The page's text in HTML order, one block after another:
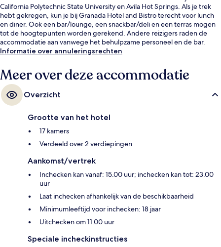
California Polytechnic State University en Avila Hot Springs. Als je trek
hebt gekregen, kun je bij Granada Hotel and Bistro terecht voor lunch
en diner. Ook een bar/lounge, een snackbar/deli en een terras mogen
tot de hoogtepunten worden gerekend. Andere reizigers raden de
accommodatie aan vanwege het behulpzame personeel en de bar.
Informatie over annuleringsrechten
Meer over deze accommodatie
Overzicht
Grootte van het hotel
17 kamers
Verdeeld over 2 verdiepingen
Aankomst/vertrek
Inchecken kan vanaf: 15.00 uur; inchecken kan tot: 23.00
uur
Laat inchecken afhankelijk van de beschikbaarheid
Minimumleeftijd voor inchecken: 18 jaar
Uitchecken om 11.00 uur
Speciale incheckinstructies